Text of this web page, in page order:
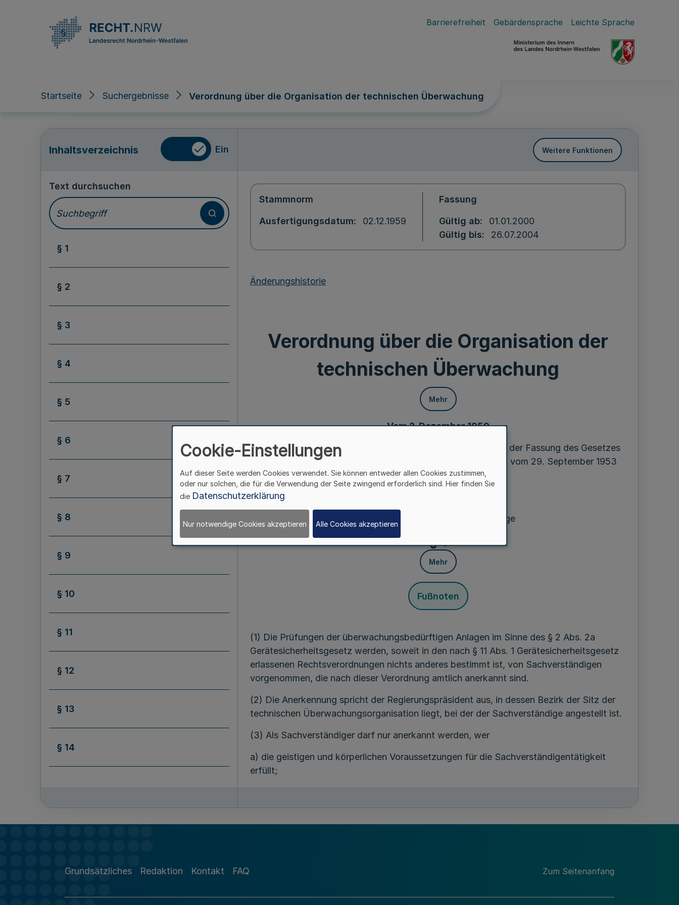
Barrierefreiheit Gebärdensprache Leichte Sprache
Startseite Suchergebnisse Verordnung über die Organisation der technischen Überwachung
Inhaltsverzeichnis Ein Weitere Funktionen
Text durchsuchen
§ 1
§ 2
§ 3
§ 4
§ 5
§ 6
§ 7
§ 8
§ 9
§ 10
§ 11
§ 12
§ 13
§ 14
Stammnorm
Ausfertigungsdatum 02.12.1959
Fassung
Gültig ab
01.01.2000
Gültig bis
26.07.2004
Änderungshistorie
Verordnung über die Organisation der
technischen Überwachung
Mehr
Vom 2. Dezember 1959
Auf Grund des § 24 c Abs. 4 der Gewerbeordnung (GewO) in der Fassung des Gesetzes
zur Änderung der Titel I bis IV, VII und X der Gewerbeordnung vom 29. September 1953
(BGBl. I S. 1459) wird verordnet:
Amtlich anerkannte Sachverständige
§ 1
Mehr
Fußnoten
(1) Die Prüfungen der überwachungsbedürftigen Anlagen im Sinne des § 2 Abs. 2a
Gerätesicherheitsgesetz werden, soweit in den nach § 11 Abs. 1 Gerätesicherheitsgesetz
erlassenen Rechtsverordnungen nichts anderes bestimmt ist, von Sachverständigen
vorgenommen, die nach dieser Verordnung amtlich anerkannt sind.
(2) Die Anerkennung spricht der Regierungspräsident aus, in dessen Bezirk der Sitz der
technischen Überwachungsorganisation liegt, bei der der Sachverständige angestellt ist.
(3) Als Sachverständiger darf nur anerkannt werden, wer
a) die geistigen und körperlichen Voraussetzungen für die Sachverständigentätigkeit
erfüllt;
eine nach § 6 anerkannte technische Überwachungsorganisation zur Vornahme der
Gerätesicherheitsgesetz genannter Arten von Anlagen anzuerkennen.
Grundsätzliches Redaktion Kontakt FAQ Zum Seitenanfang
Cookie-Einstellungen
Auf dieser Seite werden Cookies verwendet. Sie können entweder allen Cookies zustimmen,
oder nur solchen, die für die Verwendung der Seite zwingend erforderlich sind. Hier finden Sie
die Datenschutzerklärung
Nur notwendige Cookies akzeptieren Alle Cookies akzeptieren